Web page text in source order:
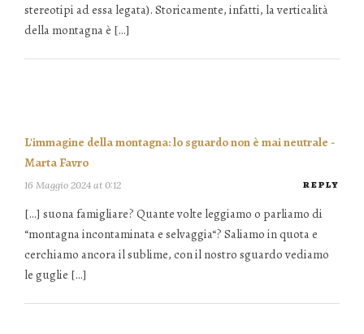
stereotipi ad essa legata). Storicamente, infatti, la verticalità
della montagna è […]
L'immagine della montagna: lo sguardo non è mai neutrale -
Marta Favro
16 Maggio 2024 at 0:12 REPLY
[…] suona famigliare? Quante volte leggiamo o parliamo di
“montagna incontaminata e selvaggia“? Saliamo in quota e
cerchiamo ancora il sublime, con il nostro sguardo vediamo
le guglie […]